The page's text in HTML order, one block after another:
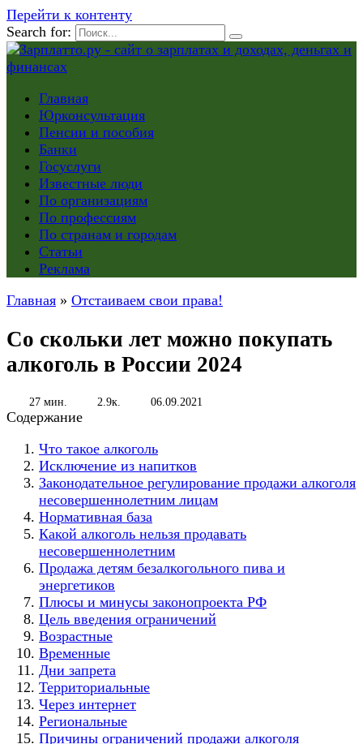
Перейти к контенту
Search for:
Главная
Юрконсультация
Пенсии и пособия
Банки
Госуслуги
Известные люди
По организациям
По профессиям
По странам и городам
Статьи
Реклама
Главная » Отстаиваем свои права!
Cо скольки лет можно покупать
алкоголь в России 2024
27 мин. 2.9к. 06.09.2021
Содержание
Что такое алкоголь
Исключение из напитков
Законодательное регулирование продажи алкоголя
несовершеннолетним лицам
Нормативная база
Какой алкоголь нельзя продавать
несовершеннолетним
Продажа детям безалкогольного пива и
энергетиков
Плюсы и минусы законопроекта РФ
Цель введения ограничений
Возрастные
Временные
Дни запрета
Территориальные
Через интернет
Региональные
Причины ограничений продажи алкоголя